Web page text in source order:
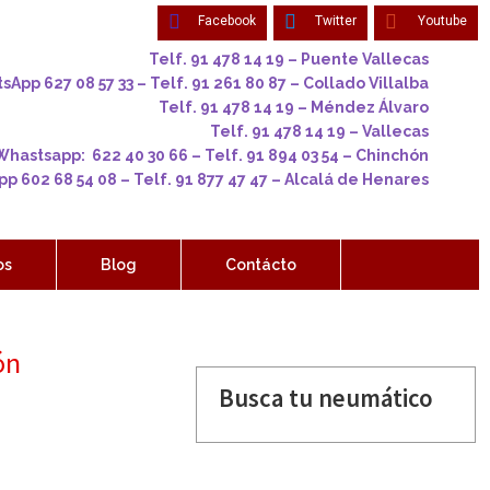
Facebook Twitter Youtube
Telf. 91 478 14 19 – Puente Vallecas
627 08 57 33 – Telf. 91 261 80 87 – Collado Villalba
Telf. 91 478 14 19 – Méndez Álvaro
Telf. 91 478 14 19 – Vallecas
622 40 30 66 – Telf. 91 894 03 54 – Chinchón
602 68 54 08 – Telf. 91 877 47 47 – Alcalá de Henares
Blog Contácto
Busca tu neumático